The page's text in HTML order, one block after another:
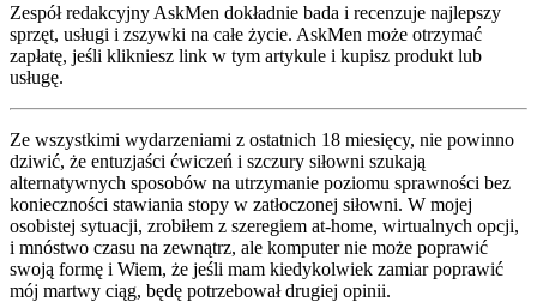
Zespół redakcyjny AskMen dokładnie bada i recenzuje najlepszy
sprzęt, usługi i zszywki na całe życie. AskMen może otrzymać
zapłatę, jeśli klikniesz link w tym artykule i kupisz produkt lub
usługę.
Ze wszystkimi wydarzeniami z ostatnich 18 miesięcy, nie powinno
dziwić, że entuzjaści ćwiczeń i szczury siłowni szukają
alternatywnych sposobów na utrzymanie poziomu sprawności bez
konieczności stawiania stopy w zatłoczonej siłowni. W mojej
osobistej sytuacji, zrobiłem z szeregiem at-home, wirtualnych opcji,
i mnóstwo czasu na zewnątrz, ale komputer nie może poprawić
swoją formę i Wiem, że jeśli mam kiedykolwiek zamiar poprawić
mój martwy ciąg, będę potrzebował drugiej opinii.